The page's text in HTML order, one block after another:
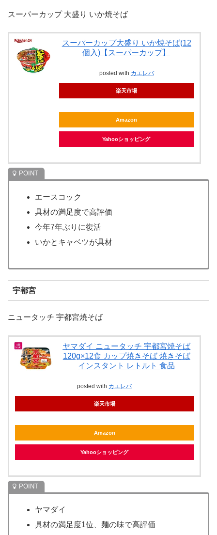
スーパーカップ 大盛り いか焼そば
スーパーカップ大盛り いか焼そば(12
個入)【スーパーカップ】
posted with カエレバ
楽天市場
Amazon
Yahooショッピング
エースコック
具材の満足度で高評価
今年7年ぶりに復活
いかとキャベツが具材
宇都宮
ニュータッチ 宇都宮焼そば
ヤマダイ ニュータッチ 宇都宮焼そば
120g×12食 カップ焼きそば 焼きそば
インスタント レトルト 食品
posted with カエレバ
楽天市場
Amazon
Yahooショッピング
ヤマダイ
具材の満足度1位、麺の味で高評価